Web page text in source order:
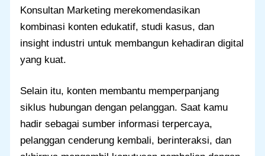
Konsultan Marketing merekomendasikan
kombinasi konten edukatif, studi kasus, dan
insight industri untuk membangun kehadiran digital
yang kuat.
Selain itu, konten membantu memperpanjang
siklus hubungan dengan pelanggan. Saat kamu
hadir sebagai sumber informasi terpercaya,
pelanggan cenderung kembali, berinteraksi, dan